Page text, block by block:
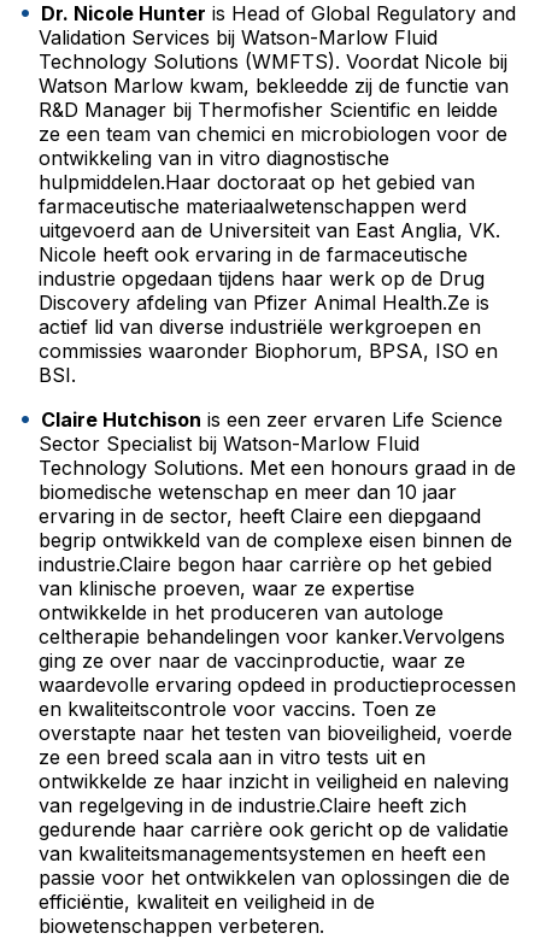
Dr. Nicole Hunter is Head of Global Regulatory and
Validation Services bij Watson-Marlow Fluid
Technology Solutions (WMFTS). Voordat Nicole bij
Watson Marlow kwam, bekleedde zij de functie van
R&D Manager bij Thermofisher Scientific en leidde
ze een team van chemici en microbiologen voor de
ontwikkeling van in vitro diagnostische
hulpmiddelen.Haar doctoraat op het gebied van
farmaceutische materiaalwetenschappen werd
uitgevoerd aan de Universiteit van East Anglia, VK.
Nicole heeft ook ervaring in de farmaceutische
industrie opgedaan tijdens haar werk op de Drug
Discovery afdeling van Pfizer Animal Health.Ze is
actief lid van diverse industriële werkgroepen en
commissies waaronder Biophorum, BPSA, ISO en
BSI.
Claire Hutchison is een zeer ervaren Life Science
Sector Specialist bij Watson-Marlow Fluid
Technology Solutions. Met een honours graad in de
biomedische wetenschap en meer dan 10 jaar
ervaring in de sector, heeft Claire een diepgaand
begrip ontwikkeld van de complexe eisen binnen de
industrie.Claire begon haar carrière op het gebied
van klinische proeven, waar ze expertise
ontwikkelde in het produceren van autologe
celtherapie behandelingen voor kanker.Vervolgens
ging ze over naar de vaccinproductie, waar ze
waardevolle ervaring opdeed in productieprocessen
en kwaliteitscontrole voor vaccins. Toen ze
overstapte naar het testen van bioveiligheid, voerde
ze een breed scala aan in vitro tests uit en
ontwikkelde ze haar inzicht in veiligheid en naleving
van regelgeving in de industrie.Claire heeft zich
gedurende haar carrière ook gericht op de validatie
van kwaliteitsmanagementsystemen en heeft een
passie voor het ontwikkelen van oplossingen die de
efficiëntie, kwaliteit en veiligheid in de
biowetenschappen verbeteren.